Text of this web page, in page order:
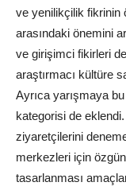
ve yenilikçilik fikrinin
arasındaki önemini
ve girişimci fikirleri
araştırmacı kültüre
Ayrıca yarışmaya
kategorisi de
ziyaretçilerini
merkezleri için
tasarlanması